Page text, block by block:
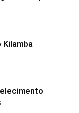
Kilamba